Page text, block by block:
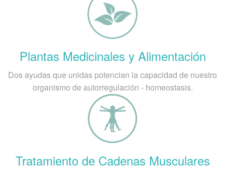
Plantas Medicinales y Alimentación
Dos ayudas que unidas potencian la capacidad de nuestro
organismo de autorregulación - homeostasis.
Tratamiento de Cadenas Musculares